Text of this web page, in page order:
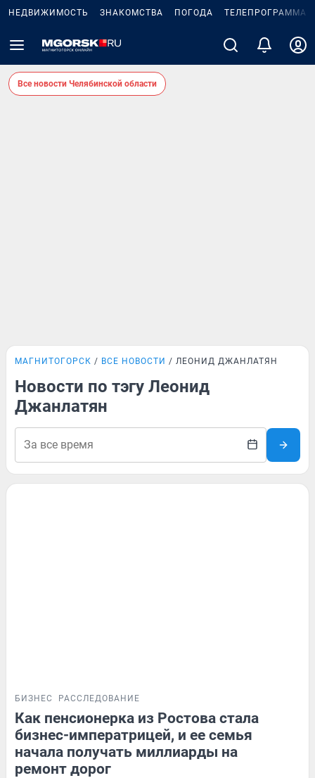
НЕДВИЖИМОСТЬ ЗНАКОМСТВА ПОГОДА ТЕЛЕПРОГРАММА
Все новости Челябинской области
МАГНИТОГОРСК ВСЕ НОВОСТИ ЛЕОНИД ДЖАНЛАТЯН
Новости по тэгу Леонид
Джанлатян
БИЗНЕС РАССЛЕДОВАНИЕ
Как пенсионерка из Ростова стала
бизнес-императрицей, и ее семья
начала получать миллиарды на
ремонт дорог